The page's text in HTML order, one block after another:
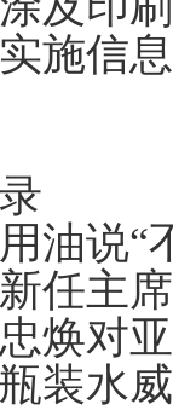
施信
油说“
任主
焕对
装水